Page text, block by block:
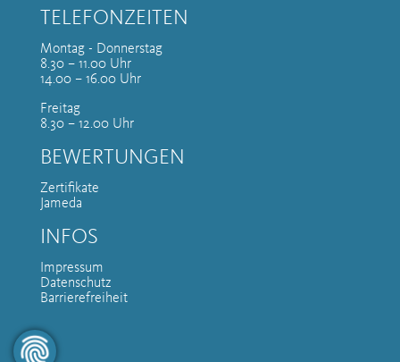
TELEFONZEITEN
Montag - Donnerstag
8.30 – 11.00 Uhr
14.00 – 16.00 Uhr
Freitag
8.30 – 12.00 Uhr
BEWERTUNGEN
Zertifikate
Jameda
INFOS
Impressum
Datenschutz
Barrierefreiheit